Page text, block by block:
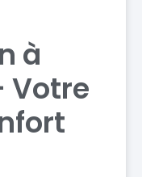
à
Votre